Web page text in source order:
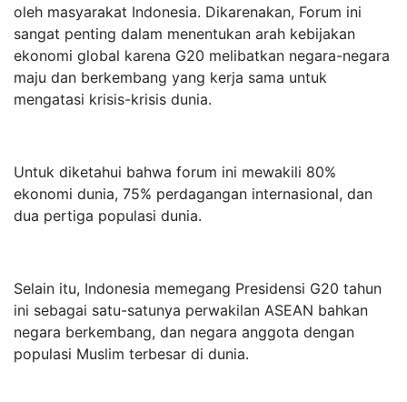
oleh masyarakat Indonesia. Dikarenakan, Forum ini
sangat penting dalam menentukan arah kebijakan
ekonomi global karena G20 melibatkan negara-negara
maju dan berkembang yang kerja sama untuk
mengatasi krisis-krisis dunia.
Untuk diketahui bahwa forum ini mewakili 80%
ekonomi dunia, 75% perdagangan internasional, dan
dua pertiga populasi dunia.
Selain itu, Indonesia memegang Presidensi G20 tahun
ini sebagai satu-satunya perwakilan ASEAN bahkan
negara berkembang, dan negara anggota dengan
populasi Muslim terbesar di dunia.